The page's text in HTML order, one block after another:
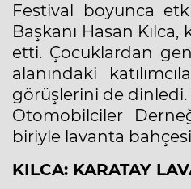
Festival boyunca
Başkanı Hasan
etti. Çocuklardan
alanındaki
görüşlerini de dinledi.
Otomobilciler
biriyle lavanta
KILCA: KARATAY